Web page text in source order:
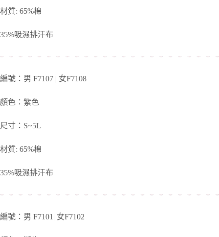
材質: 65%棉
35%吸濕排汗布
編號：男 F7107 | 女F7108
顏色：紫色
尺寸：S~5L
材質: 65%棉
35%吸濕排汗布
編號：男 F7101| 女F7102